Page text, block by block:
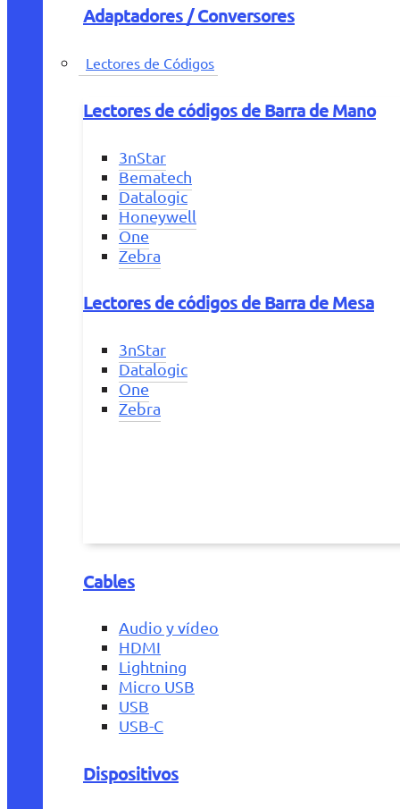
Adaptadores / Conversores
Lectores de Códigos
Lectores de códigos de Barra de Mano
3nStar
Bematech
Datalogic
Honeywell
One
Zebra
Lectores de códigos de Barra de Mesa
3nStar
Datalogic
One
Zebra
Cables
Audio y vídeo
HDMI
Lightning
Micro USB
USB
USB-C
Dispositivos